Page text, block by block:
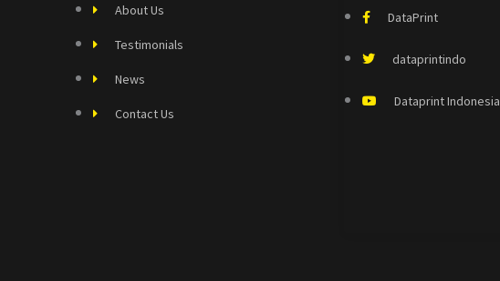
About Us
Testimonials
News
Contact Us
DataPrint
dataprintindo
Dataprint Indonesia